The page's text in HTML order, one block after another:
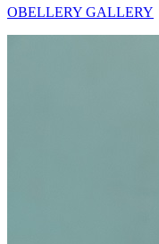
OBELLERY GALLERY